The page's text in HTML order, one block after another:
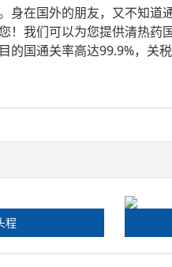
在国外的朋友，又不知
我们可以为您提供清热
国通关率高达99.9%，关
程